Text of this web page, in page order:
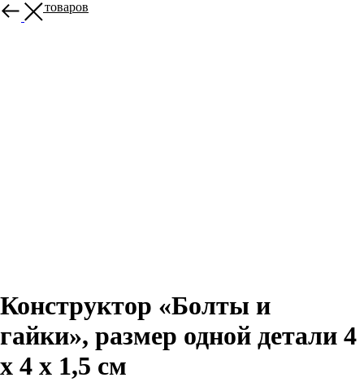
Больше товаров
Конструктор «Болты и
гайки», размер одной детали 4
х 4 х 1,5 см